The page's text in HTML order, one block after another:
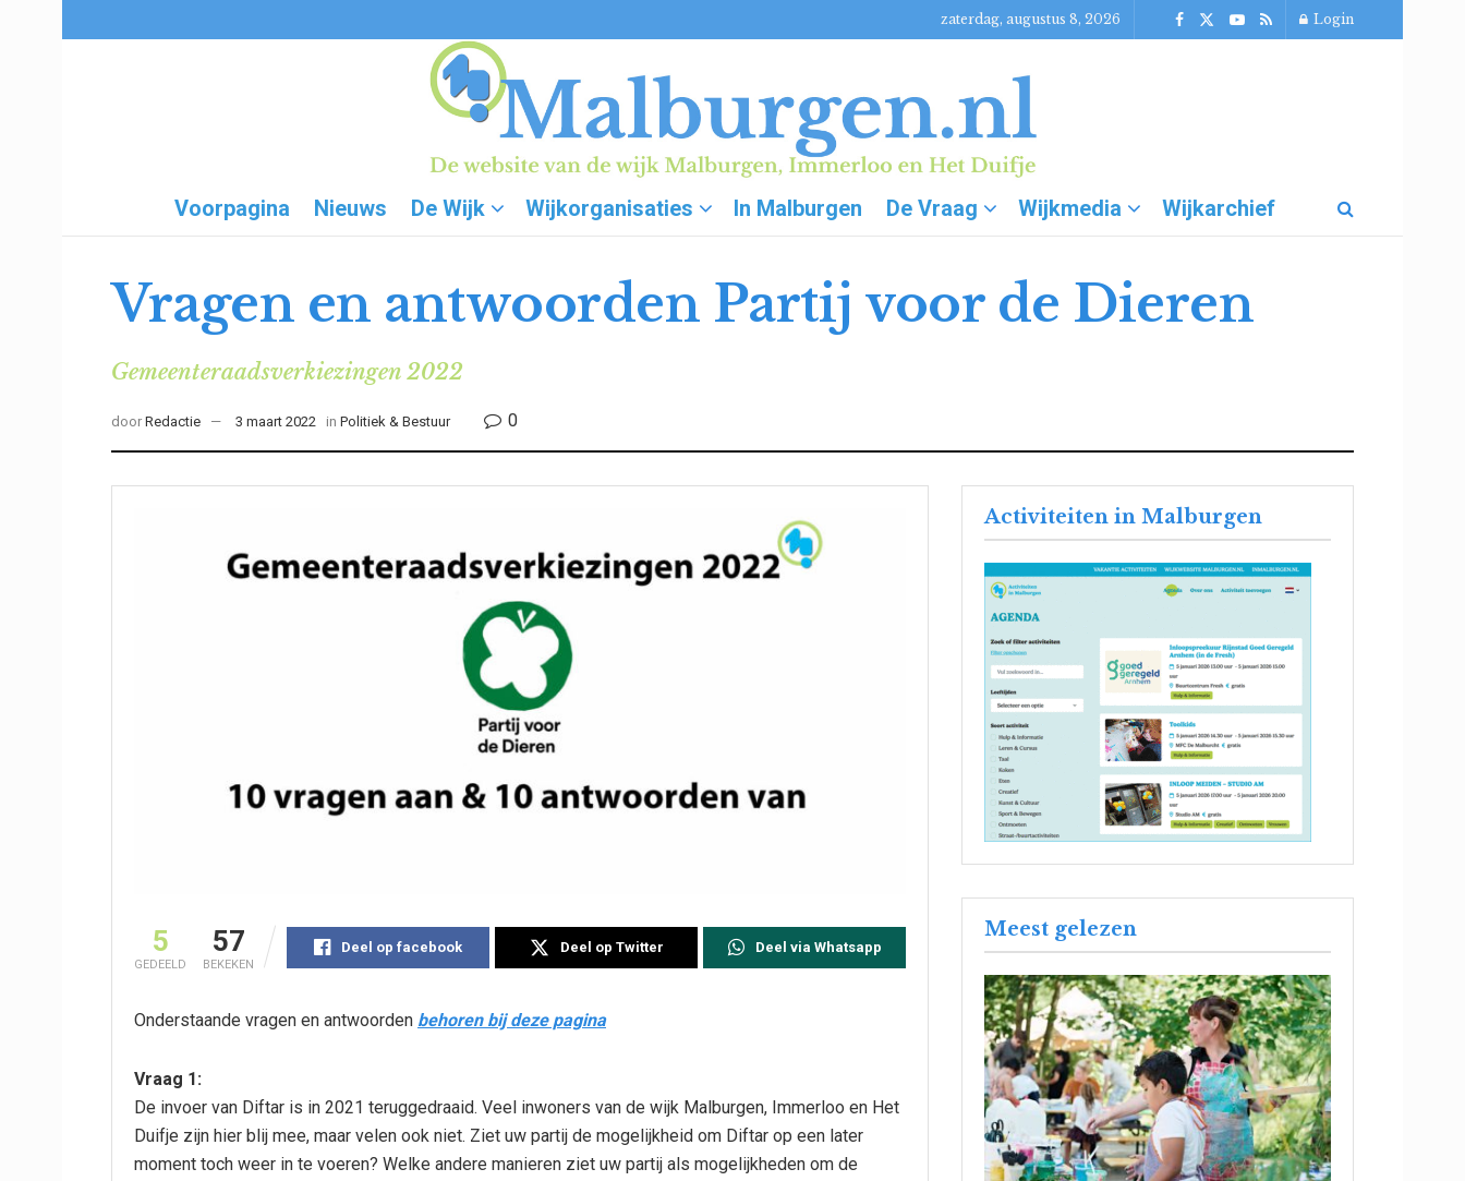
zaterdag, augustus 8, 2026 Login
Voorpagina Nieuws De Wijk Wijkorganisaties In Malburgen De Vraag Wijkmedia Wijkarchief
Vragen en antwoorden Partij voor de Dieren
Gemeenteraadsverkiezingen 2022
door Redactie 3 maart 2022 in Politiek & Bestuur 0
5
GEDEELD
57
BEKEKEN
Deel op facebook Deel op Twitter Deel via Whatsapp
Onderstaande vragen en antwoorden behoren bij deze pagina
Vraag 1:
De invoer van Diftar is in 2021 teruggedraaid. Veel inwoners van de wijk Malburgen, Immerloo en Het
Duifje zijn hier blij mee, maar velen ook niet. Ziet uw partij de mogelijkheid om Diftar op een later
moment toch weer in te voeren? Welke andere manieren ziet uw partij als mogelijkheden om de
Activiteiten in Malburgen
Meest gelezen